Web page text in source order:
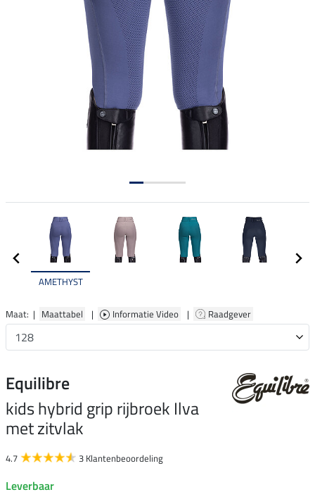
AMETHYST
Maat: | Maattabel | Informatie Video | Raadgever
Equilibre
kids hybrid grip rijbroek Ilva
met zitvlak
4.7 3 Klantenbeoordeling
Leverbaar